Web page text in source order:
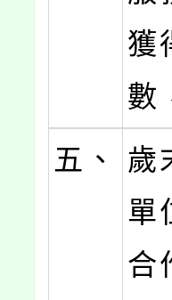
獲
數
五、
歲
單
合